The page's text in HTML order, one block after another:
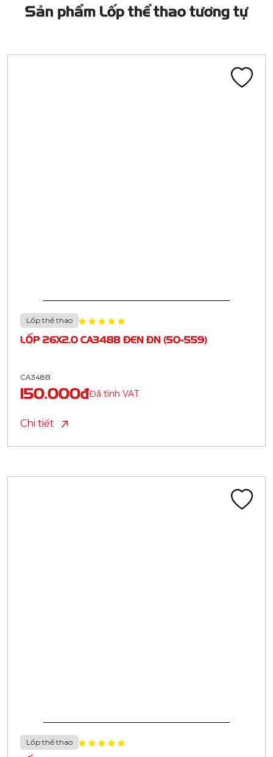
Sản phẩm Lốp thể thao tương tự
Lốp thể thao
LỐP 26X2.0 CA348B ĐEN ĐN (50-559)
CA348B
150.000đĐã tính VAT
Chi tiết
Lốp thể thao